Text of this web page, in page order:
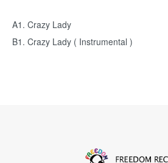
A1. Crazy Lady
B1. Crazy Lady ( Instrumental )